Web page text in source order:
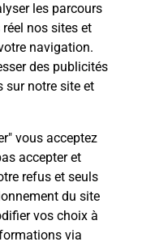
les parcours
nos sites et
navigation.
des publicités
sur notre site et
vous acceptez
accepter et
refus et seuls
du site
vos choix à
via
cher proche
bureaux de
(03500) !